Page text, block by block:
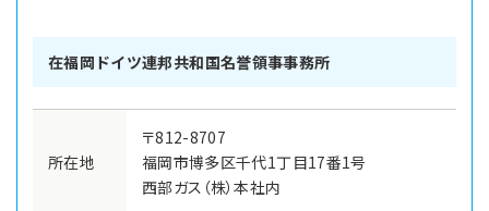
在福岡ドイツ連邦共和国名誉領事事務所
所在地
〒812-8707
福岡市博多区千代1丁目17番1号
西部ガス（株）本社内